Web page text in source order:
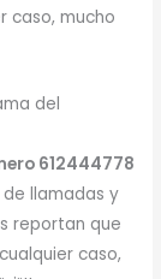
caso, mucho
del
612444778
llamadas y
reportan que
caso,